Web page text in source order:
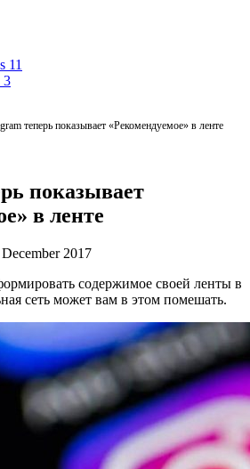
11
3
теперь показывает «Рекомендуемое» в ленте
показывает
в ленте
2017
содержимое своей ленты в
сеть может вам в этом помешать.